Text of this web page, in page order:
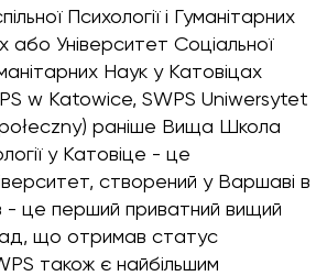
Психології і Гуманітарних
або Університет Соціальної
Наук у Катовіцах
w Katowice, SWPS Uniwersytet
раніше Вища Школа
у Катовіце - це
створений у Варшаві в
- це перший приватний вищий
що отримав статус
також є найбільшим